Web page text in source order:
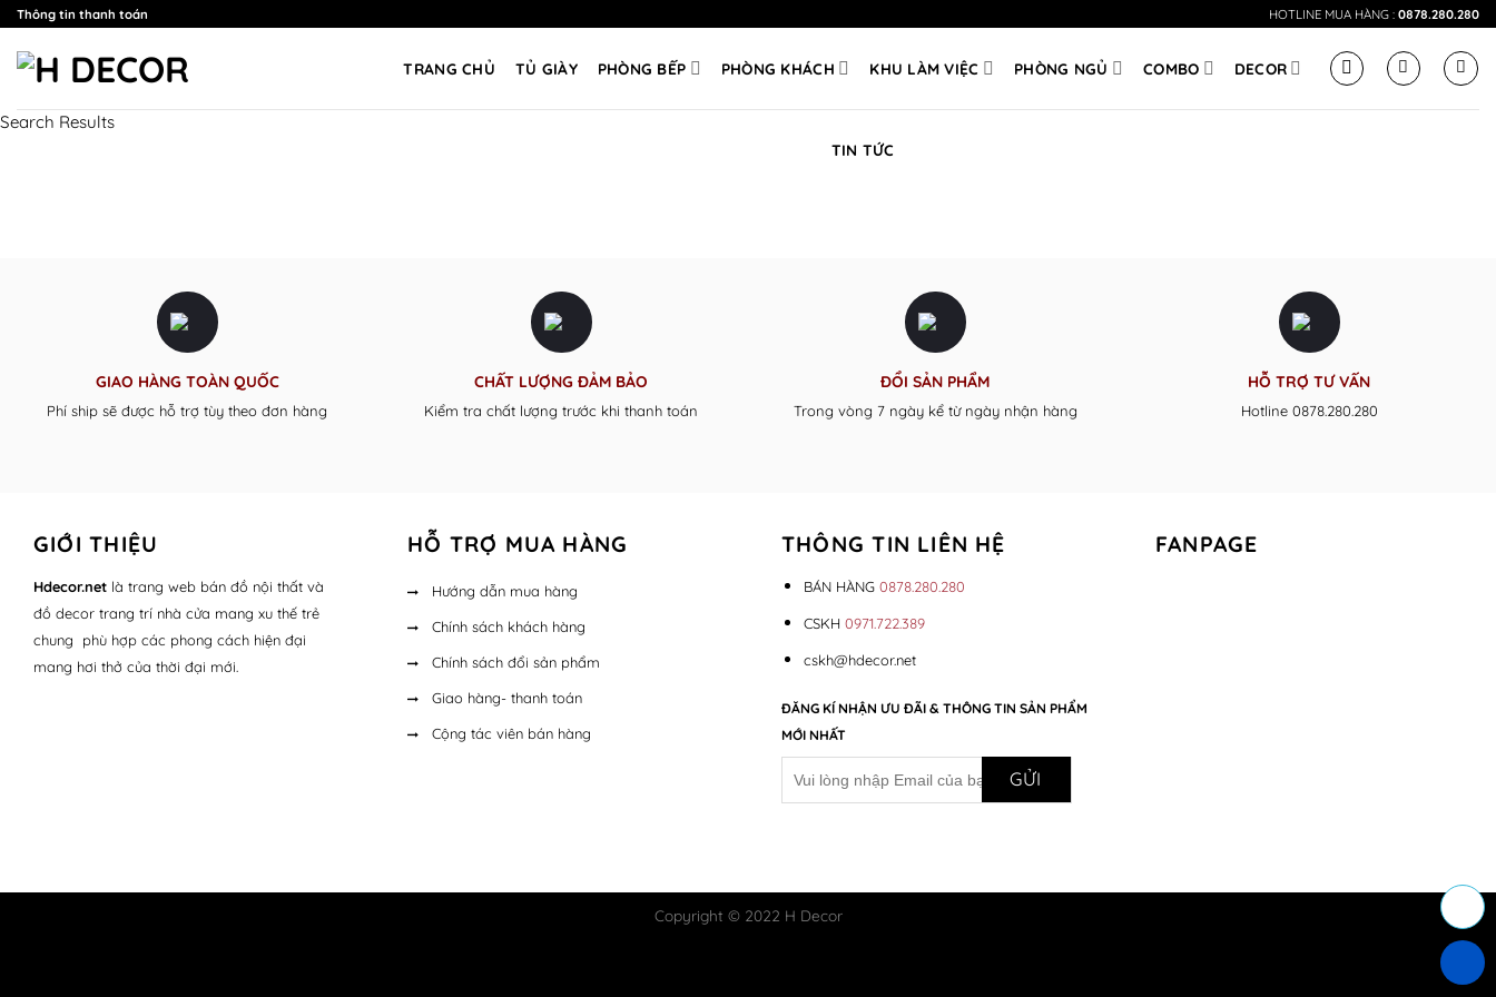
Skip
content
Thông tin thanh toán HOTLINE MUA HÀNG : 0878.280.280
TRANG CHỦ TỦ GIÀY PHÒNG BẾP PHÒNG KHÁCH KHU LÀM VIỆC PHÒNG NGỦ COMBO DECOR
TIN TỨC
Search Results
GIAO HÀNG TOÀN QUỐC
Phí ship sẽ được hỗ trợ tùy theo đơn hàng
CHẤT LƯỢNG ĐẢM BẢO
Kiểm tra chất lượng trước khi thanh toán
ĐỔI SẢN PHẨM
Trong vòng 7 ngày kể từ ngày nhận hàng
HỖ TRỢ TƯ VẤN
Hotline 0878.280.280
GIỚI THIỆU
Hdecor.net là trang web bán đồ nội thất và
đồ decor trang trí nhà cửa mang xu thế trẻ
chung phù hợp các phong cách hiện đại
mang hơi thở của thời đại mới.
HỖ TRỢ MUA HÀNG
Hướng dẫn mua hàng
Chính sách khách hàng
Chính sách đổi sản phẩm
Giao hàng- thanh toán
Cộng tác viên bán hàng
THÔNG TIN LIÊN HỆ
BÁN HÀNG 0878.280.280
CSKH 0971.722.389
cskh@hdecor.net
ĐĂNG KÍ NHẬN ƯU ĐÃI & THÔNG TIN SẢN PHẨM
MỚI NHẤT
FANPAGE
Copyright © 2022 H Decor